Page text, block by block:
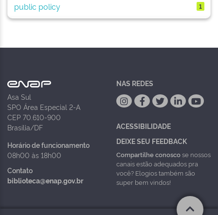
public policy 1
Asa Sul
SPO Área Especial 2-A
CEP 70.610-900
Brasília/DF
Horário de funcionamento
08h00 às 18h00
Contato
biblioteca@enap.gov.br
NAS REDES
ACESSIBILIDADE
DEIXE SEU FEEDBACK
Compartilhe conoscose nossos
canais estão adequados pra
você? Elogios também são
super bem vindos!